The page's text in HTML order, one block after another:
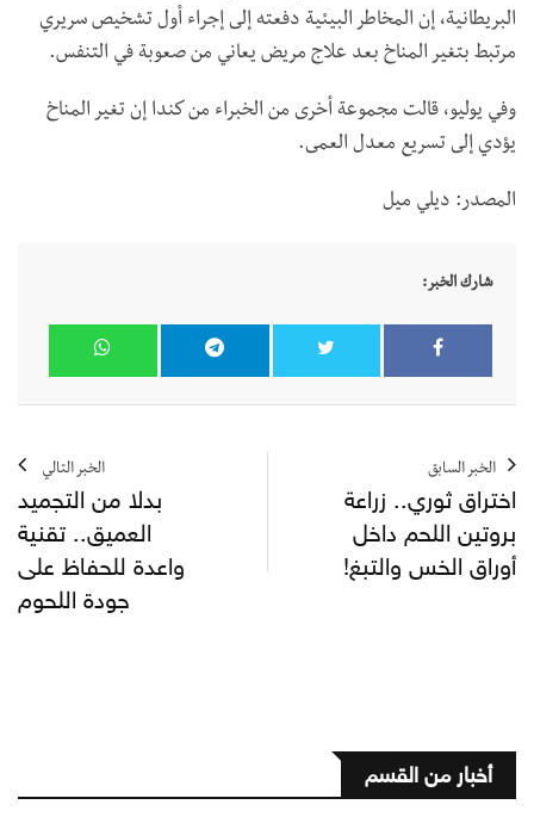
البريطانية، إن المخاطر البيئية دفعته إلى إجراء أول تشخيص سريري
مرتبط بتغير المناخ بعد علاج مريض يعاني من صعوبة في التنفس.
وفي يوليو، قالت مجموعة أخرى من الخبراء من كندا إن تغير المناخ
يؤدي إلى تسريع معدل العمى.
المصدر: ديلي ميل
شارك الخبر:
الخبر السابق
اختراق ثوري.. زراعة
بروتين اللحم داخل
أوراق الخس والتبغ!
الخبر التالي
بدلا من التجميد
العميق.. تقنية
واعدة للحفاظ على
جودة اللحوم
أخبار من القسم